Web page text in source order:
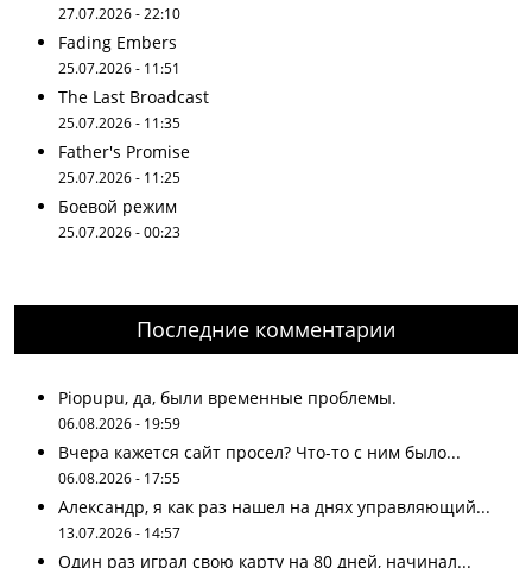
27.07.2026 - 22:10
Fading Embers
25.07.2026 - 11:51
The Last Broadcast
25.07.2026 - 11:35
Father's Promise
25.07.2026 - 11:25
Боевой режим
25.07.2026 - 00:23
Последние комментарии
Piopupu, да, были временные проблемы.
06.08.2026 - 19:59
Вчера кажется сайт просел? Что-то с ним было...
06.08.2026 - 17:55
Александр, я как раз нашел на днях управляющий...
13.07.2026 - 14:57
Один раз играл свою карту на 80 дней, начинал...